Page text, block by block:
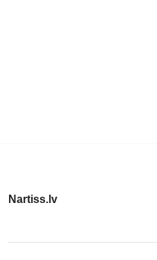
Nartiss.lv